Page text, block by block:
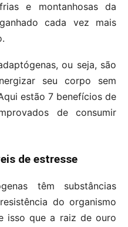
e montanhosas da
cada vez mais
ou seja, são
seu corpo sem
estão 7 benefícios de
de consumir
de estresse
têm substâncias
do organismo
isso que a raiz de ouro